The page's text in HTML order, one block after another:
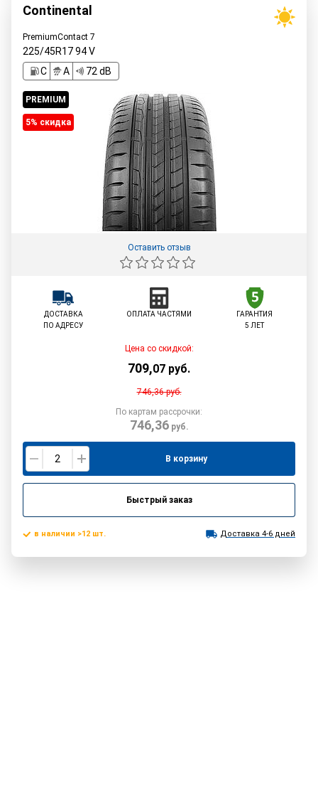
Continental
PremiumContact 7
225/45R1794V
C
A 72 dB
PREMIUM
5% cкидка
Оставить отзыв
ДОСТАВКА
ПО АДРЕСУ
ОПЛАТА ЧАСТЯМИ
ГАРАНТИЯ
5 ЛЕТ
Цена со скидкой:
709,07 руб.
746,36руб.
По картам рассрочки:
746,36руб.
В корзину
Быстрый заказ
в наличии >12 шт. Доставка 4-6 дней